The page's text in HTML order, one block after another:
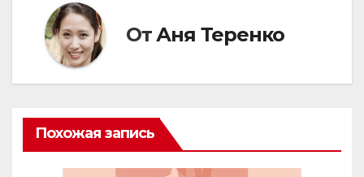
ОтАня Теренко
Похожая запись